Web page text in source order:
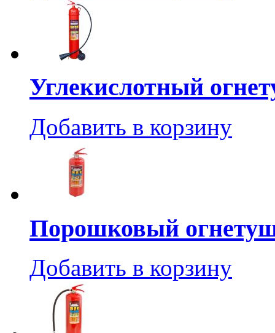
Углекислотный
Добавить в корзину
Порошковый
Добавить в корзину